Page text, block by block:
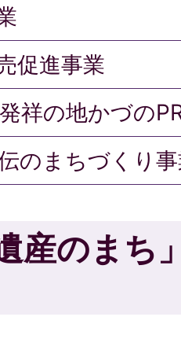
促進事業
祥の地かづの
のまちづくり
産のまち